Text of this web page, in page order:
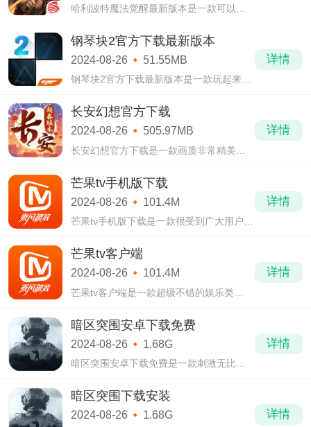
哈利波特魔法觉醒最新版本是一款可以满
特魔法觉醒最新版本当中玩家将以新生的
名义来到霍格沃兹学校开始学习。
钢琴块2官方下载最新版本
2024-08-26 51.55MB
钢琴块2官方下载最新版本是一款玩起来格
新版本给大家准备了丰富的歌曲，玩家可
以自由选择挑战自己的手速极限!
详情
长安幻想官方下载
2024-08-26 505.97MB
长安幻想官方下载是一款画质非常精美的
家可以轻松培养各种各样的萌宠帮助你横
推所有敌人，有关卡上的，也有跟其他人
的对决
详情
芒果tv手机版下载
2024-08-26 101.4M
芒果tv手机版下载是一款很受到广大用户喜
彩的内容可以去不断观赏，这里的影视剧
资源是很丰富的，用户也是可以通过app来
观看
详情
芒果tv客户端
2024-08-26 101.4M
芒果tv客户端是一款超级不错的娱乐类
精彩的，在这款app中你可以去欣赏到很多
新剧、热门剧，电影电视剧一网打尽，还
有众多有
详情
暗区突围安卓下载免费
2024-08-26 1.68G
暗区突围安卓下载免费是一款刺激无比的
实无比的生存体验，多样地图，自由探
索，发现资源，收割战利品，触发极致对
抗，多样
详情
暗区突围下载安装
2024-08-26 1.68G 详情